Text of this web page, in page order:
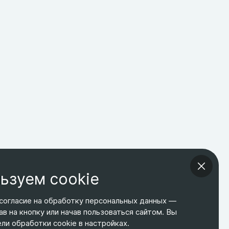
ТЕЛЕФОН
+7 495 266-65-67
ЭЛ. ПОЧТА
shop@relines.ru
АДРЕС
Москва, Гаражная 8
cookie
на обработку персональных данных —
на кнопку или начав пользоваться сайтом. Вы
обработки cookie в настройках.